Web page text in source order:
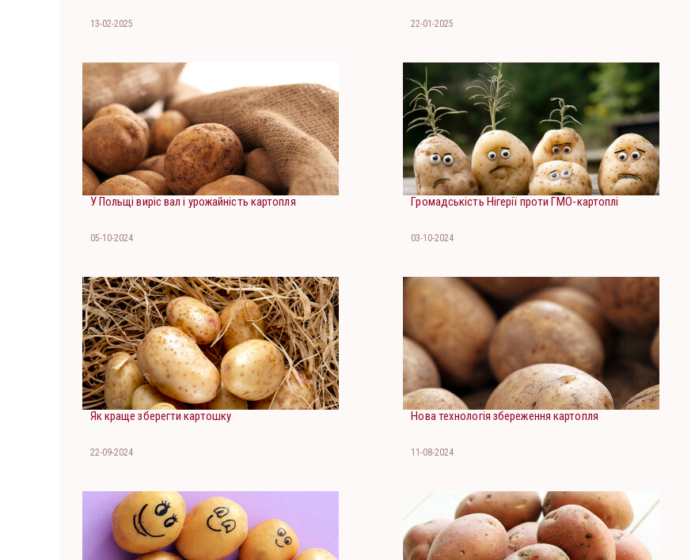
13-02-2025 22-01-2025
У Польщі виріс вал і урожайність картопля
05-10-2024
Громадськість Нігерії проти ГМО-картоплі
03-10-2024
Як краще зберегти картошку
22-09-2024
Нова технологія збереження картопля
11-08-2024